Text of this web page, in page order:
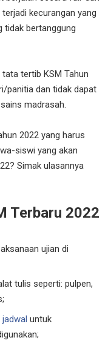
kecurangan yang
tidak bertanggung
tertib KSM Tahun
panitia dan tidak dapat
madrasah.
2022 yang harus
siswi yang akan
Simak ulasannya
Terbaru 2022
ujian di
tulis seperti: pulpen,
jadwal untuk